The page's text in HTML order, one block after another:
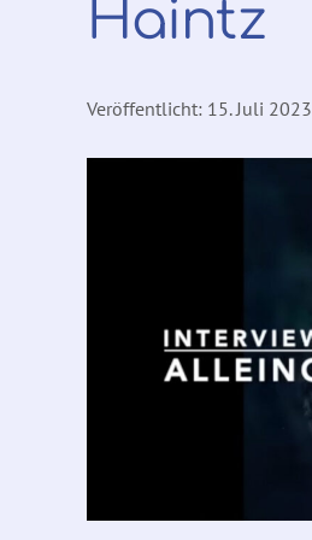
Haintz
Veröffentlicht: 15. Juli 2023